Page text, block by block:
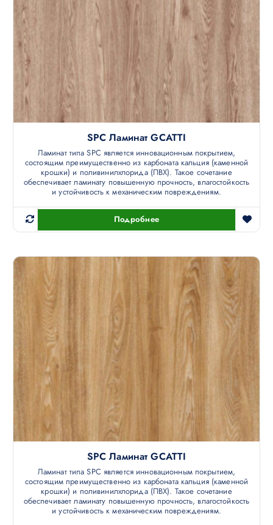
SPC Ламинат GCATTI
Ламинат типа SPC является инновационным покрытием,
состоящим преимущественно из карбоната кальция (каменной
крошки) и поливинилхлорида (ПВХ). Такое сочетание
обеспечивает ламинату повышенную прочность, влагостойкость
и устойчивость к механическим повреждениям.
Подробнее
SPC Ламинат GCATTI
Ламинат типа SPC является инновационным покрытием,
состоящим преимущественно из карбоната кальция (каменной
крошки) и поливинилхлорида (ПВХ). Такое сочетание
обеспечивает ламинату повышенную прочность, влагостойкость
и устойчивость к механическим повреждениям.